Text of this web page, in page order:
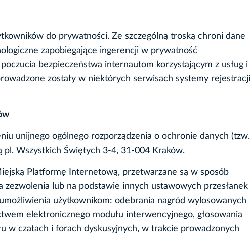
do prywatności. Ze szczególną troską chroni dane
zapobiegające ingerencji w prywatność
bezpieczeństwa internautom korzystającym z usług i
zostały w niektórych serwisach systemy rejestracji
unijnego ogólnego rozporządzenia o ochronie danych (tzw.
pl. Wszystkich Świętych 3-4, 31-004 Kraków.
Platformę Internetową, przetwarzane są w sposób
lub na podstawie innych ustawowych przesłanek
użytkownikom: odebrania nagród wylosowanych
elektronicznego modułu interwencyjnego, głosowania
w czatach i forach dyskusyjnych, w trakcie prowadzonych